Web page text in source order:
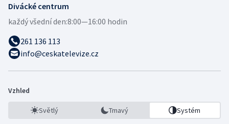
Divácké centrum
každý všední den:8:00—16:00 hodin
261 136 113
info@ceskatelevize.cz
Vzhled
Světlý Tmavý Systém